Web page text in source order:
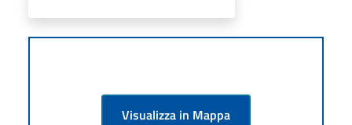
Visualizza in Mappa